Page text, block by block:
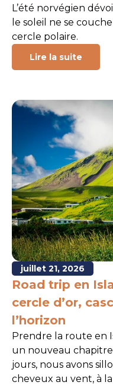
L’été norvégien
le soleil ne se
cercle polaire.
Lire la suite
juillet 21, 2026
Road trip en
cercle d’or,
l’horizon
Prendre la route en
un nouveau
jours, nous avons
cheveux au vent, à